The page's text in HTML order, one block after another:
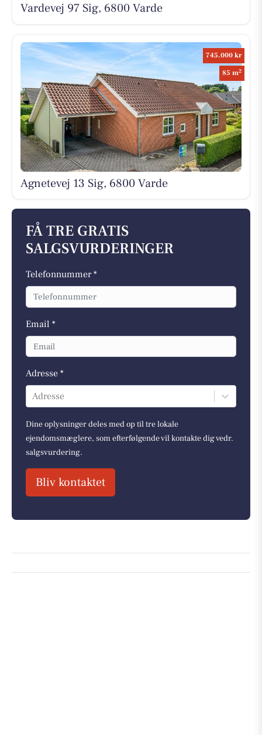
Vardevej 97 Sig, 6800 Varde
745.000 kr
85 m2
Agnetevej 13 Sig, 6800 Varde
FÅ TRE GRATIS
SALGSVURDERINGER
Telefonnummer *
Email *
Adresse *
Adresse
Dine oplysninger deles med op til tre lokale
ejendomsmæglere, som efterfølgende vil kontakte dig vedr.
salgsvurdering.
Bliv kontaktet